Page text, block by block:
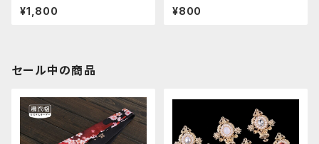
サリー
¥1,800 ¥800
セール中の商品